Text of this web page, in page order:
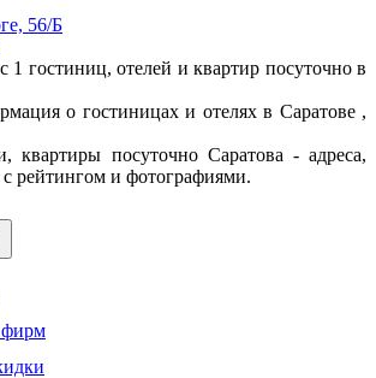
56/Б
гостиниц, отелей и квартир посуточно в
о гостиницах и отелях в Саратове ,
квартиры посуточно Саратова - адреса,
рейтингом и фотографиями.
фирм